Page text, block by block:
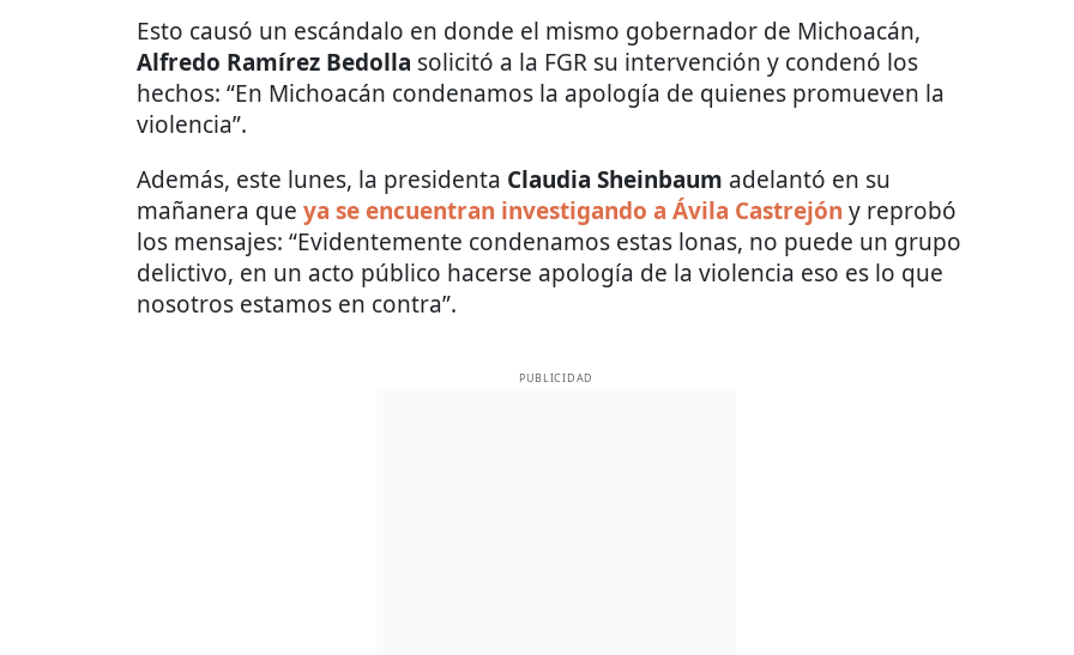
Esto causó un escándalo en donde el mismo gobernador de Michoacán,
Alfredo Ramírez Bedolla solicitó a la FGR su intervención y condenó los
hechos: “En Michoacán condenamos la apología de quienes promueven la
violencia”.
Además, este lunes, la presidenta Claudia Sheinbaum adelantó en su
mañanera que ya se encuentran investigando a Ávila Castrejón y reprobó
los mensajes: “Evidentemente condenamos estas lonas, no puede un grupo
delictivo, en un acto público hacerse apología de la violencia eso es lo que
nosotros estamos en contra”.
PUBLICIDAD